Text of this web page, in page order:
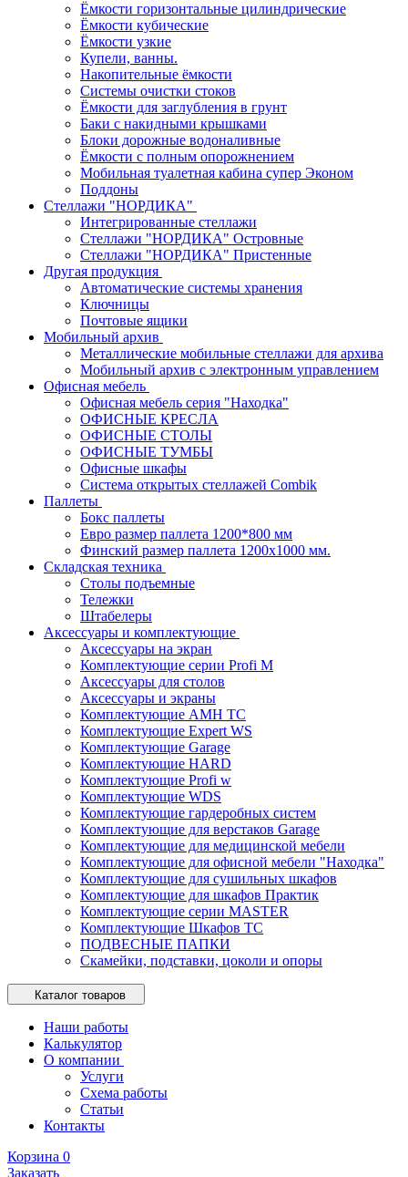
Ёмкости горизонтальные цилиндрические
Ёмкости кубические
Ёмкости узкие
Купели, ванны.
Накопительные ёмкости
Системы очистки стоков
Ёмкости для заглубления в грунт
Баки с накидными крышками
Блоки дорожные водоналивные
Ёмкости с полным опорожнением
Мобильная туалетная кабина супер Эконом
Поддоны
Стеллажи "НОРДИКА"
Интегрированные стеллажи
Стеллажи "НОРДИКА" Островные
Стеллажи "НОРДИКА" Пристенные
Другая продукция
Автоматические системы хранения
Ключницы
Почтовые ящики
Мобильный архив
Металлические мобильные стеллажи для архива
Мобильный архив с электронным управлением
Офисная мебель
Офисная мебель серия "Находка"
ОФИСНЫЕ КРЕСЛА
ОФИСНЫЕ СТОЛЫ
ОФИСНЫЕ ТУМБЫ
Офисные шкафы
Система открытых стеллажей Combik
Паллеты
Бокс паллеты
Евро размер паллета 1200*800 мм
Финский размер паллета 1200х1000 мм.
Складская техника
Столы подъемные
Тележки
Штабелеры
Аксессуары и комплектующие
Аксессуары на экран
Комплектующие серии Profi M
Аксессуары для столов
Аксессуары и экраны
Комплектующие AMH TC
Комплектующие Expert WS
Комплектующие Garage
Комплектующие HARD
Комплектующие Profi w
Комплектующие WDS
Комплектующие гардеробных систем
Комплектующие для верстаков Garage
Комплектующие для медицинской мебели
Комплектующие для офисной мебели "Находка"
Комплектующие для сушильных шкафов
Комплектующие для шкафов Практик
Комплектующие серии MASTER
Комплектующие Шкафов ТС
ПОДВЕСНЫЕ ПАПКИ
Скамейки, подставки, цоколи и опоры
Каталог товаров
Наши работы
Калькулятор
О компании
Услуги
Схема работы
Статьи
Контакты
Корзина 0
Заказать